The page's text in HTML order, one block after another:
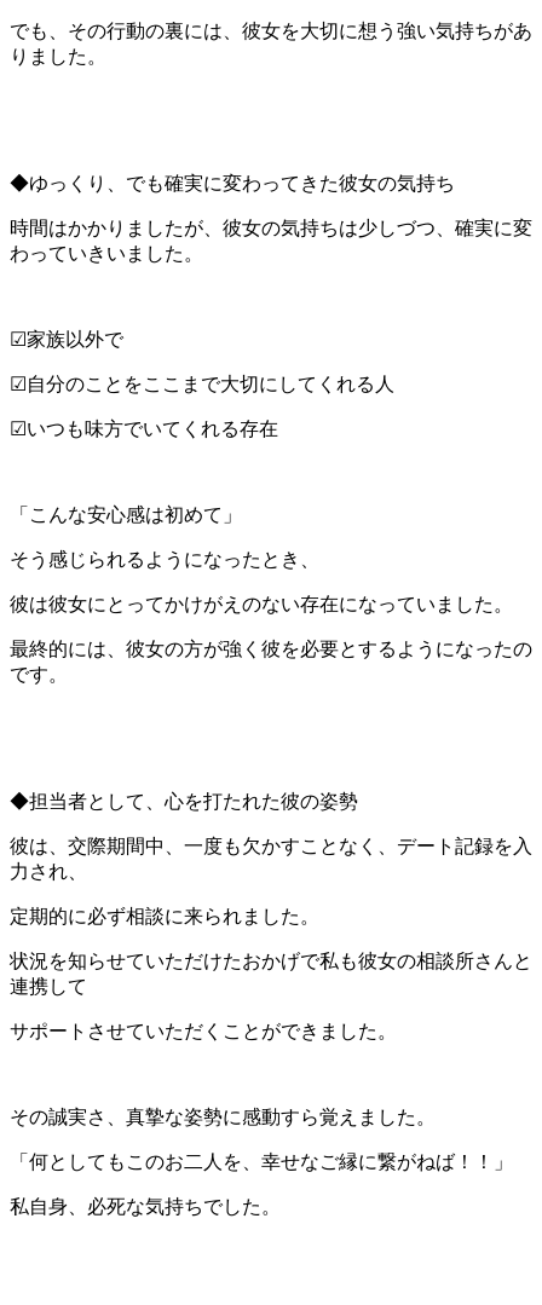
でも、その行動の裏には、彼女を大切に想う強い気持ちがあ
りました。
◆ゆっくり、でも確実に変わってきた彼女の気持ち
時間はかかりましたが、彼女の気持ちは少しづつ、確実に変
わっていきいました。
☑家族以外で
☑自分のことをここまで大切にしてくれる人
☑いつも味方でいてくれる存在
「こんな安心感は初めて」
そう感じられるようになったとき、
彼は彼女にとってかけがえのない存在になっていました。
最終的には、彼女の方が強く彼を必要とするようになったの
です。
◆担当者として、心を打たれた彼の姿勢
彼は、交際期間中、一度も欠かすことなく、デート記録を入
力され、
定期的に必ず相談に来られました。
状況を知らせていただけたおかげで私も彼女の相談所さんと
連携して
サポートさせていただくことができました。
その誠実さ、真摯な姿勢に感動すら覚えました。
「何としてもこのお二人を、幸せなご縁に繋がねば！！」
私自身、必死な気持ちでした。